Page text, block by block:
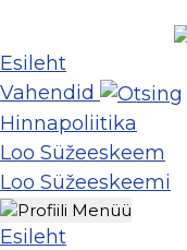
Esileht
Vahendid
Hinnapoliitika
Loo Süžeeskeem
Loo Süžeeskeemi
Esileht